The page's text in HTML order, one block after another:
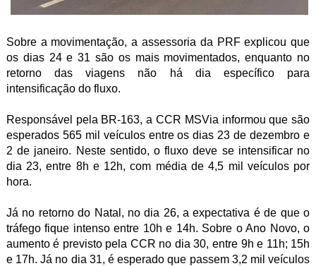
Sobre a movimentação, a assessoria da PRF explicou que
os dias 24 e 31 são os mais movimentados, enquanto no
retorno das viagens não há dia específico para
intensificação do fluxo.
Responsável pela BR-163, a CCR MSVia informou que são
esperados 565 mil veículos entre os dias 23 de dezembro e
2 de janeiro. Neste sentido, o fluxo deve se intensificar no
dia 23, entre 8h e 12h, com média de 4,5 mil veículos por
hora.
Já no retorno do Natal, no dia 26, a expectativa é de que o
tráfego fique intenso entre 10h e 14h. Sobre o Ano Novo, o
aumento é previsto pela CCR no dia 30, entre 9h e 11h; 15h
e 17h. Já no dia 31, é esperado que passem 3,2 mil veículos